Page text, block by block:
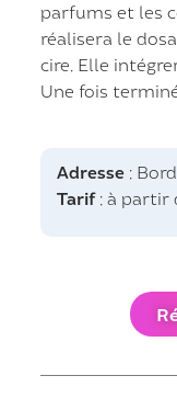
parfums et les
réalisera le
cire. Elle
Une fois
Adresse :
Tarif: à partir